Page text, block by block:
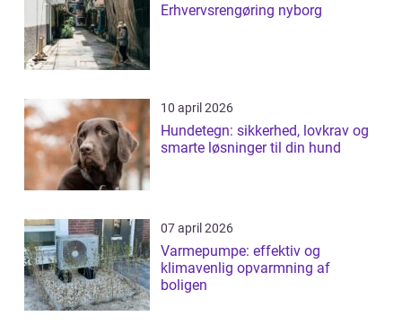
Erhvervsrengøring nyborg
10 april 2026
Hundetegn: sikkerhed, lovkrav og
smarte løsninger til din hund
07 april 2026
Varmepumpe: effektiv og
klimavenlig opvarmning af
boligen